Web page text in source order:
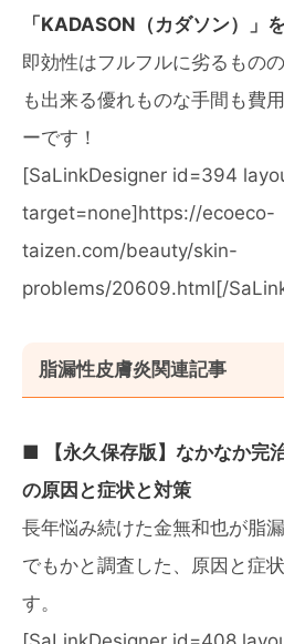
「KADASON（カダソン）」
即効性はフルフルに劣るもの
も出来る優れものな手間も費
ーです！
[SaLinkDesigner id=394
target=none]https://ecoeco-
taizen.com/beauty/skin-
problems/20609.html[/
脂漏性皮膚炎関連記事
■ 【永久保存版】なかなか完
の原因と症状と対策
長年悩み続けた金無和也が脂
でもかと調査した、原因と症
す。